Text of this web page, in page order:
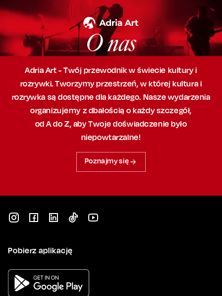
O nas
Adria Art - Twój przewodnik w świecie kultury i
rozrywki. Tworzymy przestrzeń,w której kultura i
rozrywka są dostępne dla każdego. Nasze wydarzenia
organizujemy z dbałością o każdy szczegół,
od A do Z, abyTwoje doświadczenie było
niepowtarzalne!
Poznajmy się
Pobierz aplikację